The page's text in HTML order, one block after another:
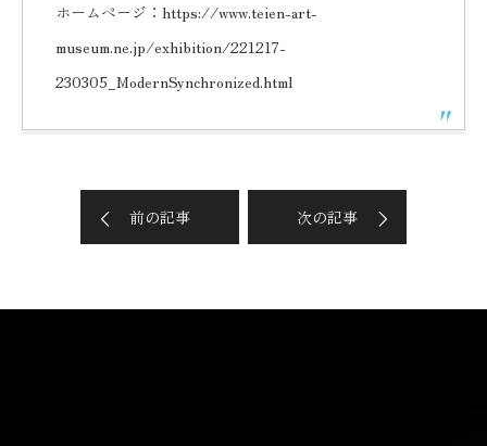
ホームページ： https://www.teien-art-
museum.ne.jp/exhibition/221217-
230305_ModernSynchronized.html
前の記事 次の記事